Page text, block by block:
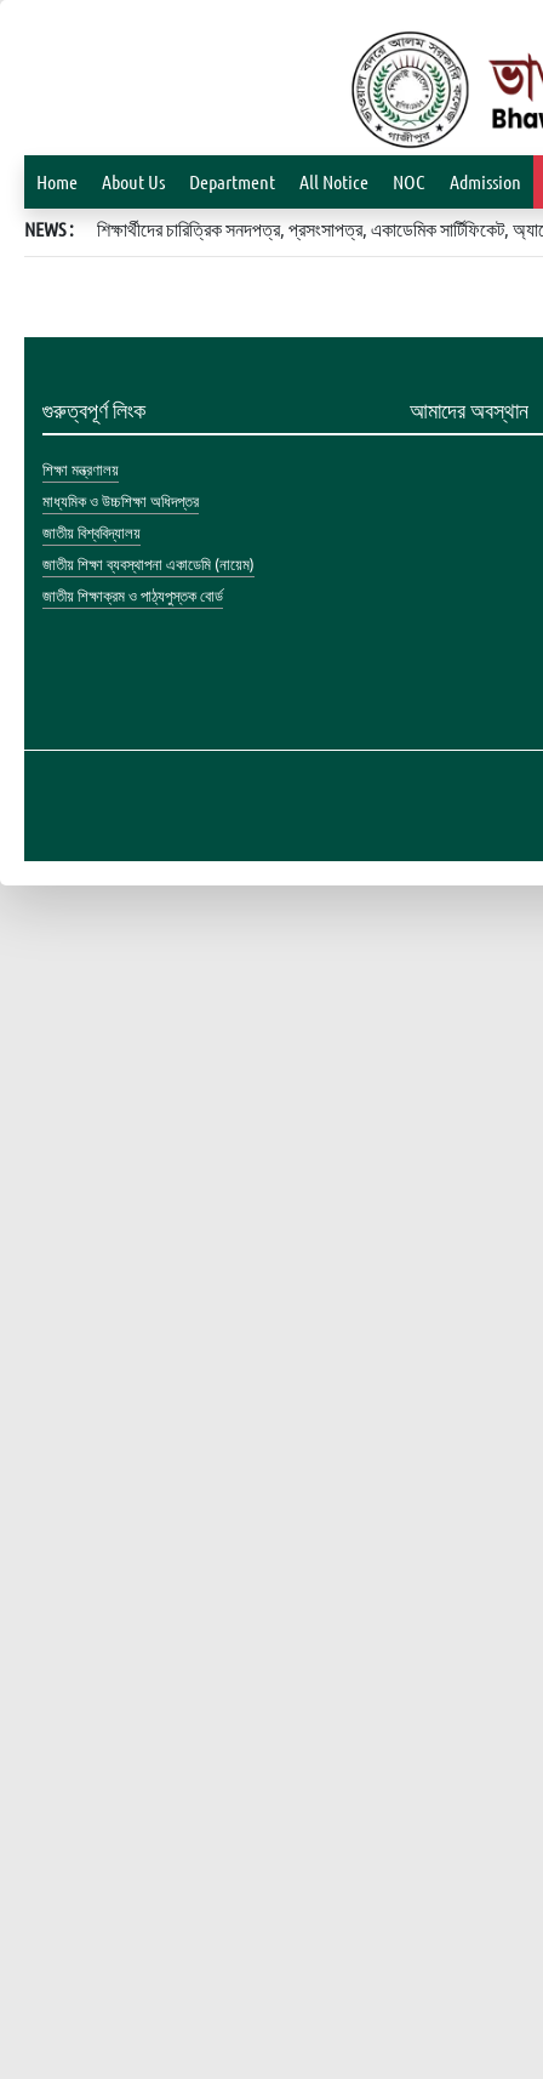
Home About Us Department All Notice NOC Admission
NEWS : শিক্ষার্থীদের চারিত্রিক সনদপত্র, প্রসংসাপত্র, একাডেমিক
গুরুত্বপূর্ণ লিংক
শিক্ষা মন্ত্রণালয়
মাধ্যমিক ও উচ্চশিক্ষা অধিদপ্তর
জাতীয় বিশ্ববিদ্যালয়
জাতীয় শিক্ষা ব্যবস্থাপনা একাডেমি (নায়েম)
জাতীয় শিক্ষাক্রম ও পাঠ্যপুস্তক বোর্ড
আমাদের অবস্থান